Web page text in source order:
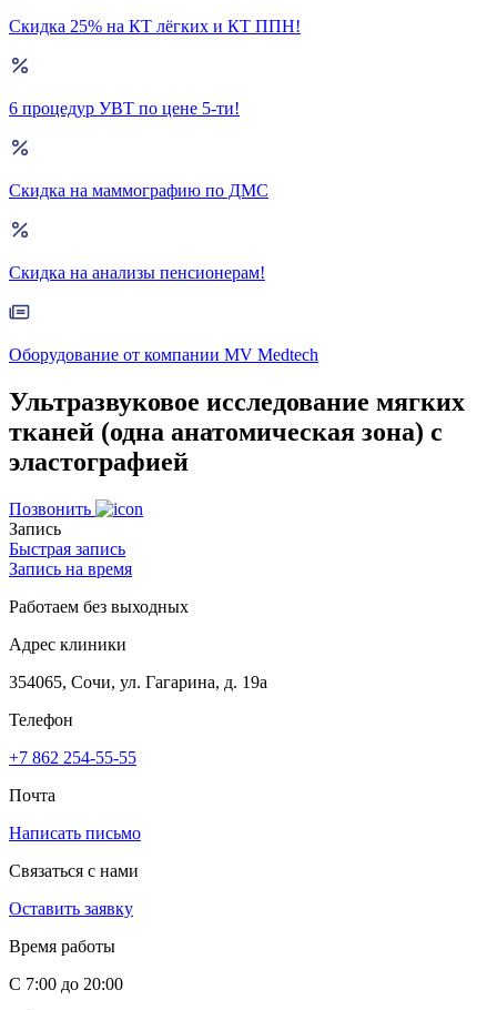
Скидка 25% на КТ лёгких и КТ ППН!
6 процедур УВТ по цене 5-ти!
Скидка на маммографию по ДМС
Скидка на анализы пенсионерам!
Оборудование от компании MV Medtech
Ультразвуковое исследование мягких
тканей (одна анатомическая зона) с
эластографией
Позвонить
Запись
Быстрая запись
Запись на время
Работаем без выходных
Адрес клиники
354065, Сочи, ул. Гагарина, д. 19а
Телефон
+7 862 254-55-55
Почта
Написать письмо
Связаться с нами
Оставить заявку
Время работы
С 7:00 до 20:00